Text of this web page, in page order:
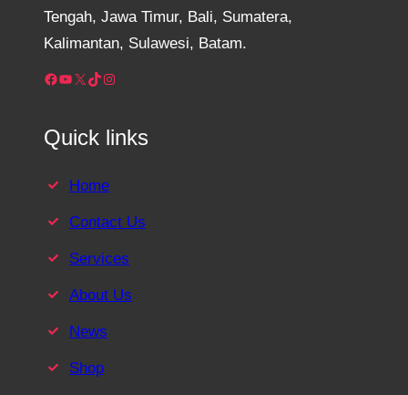
Tengah, Jawa Timur, Bali, Sumatera,
Kalimantan, Sulawesi, Batam.
Facebook YouTube X TikTok Instagram
Quick links
Home
Contact Us
Services
About Us
News
Shop